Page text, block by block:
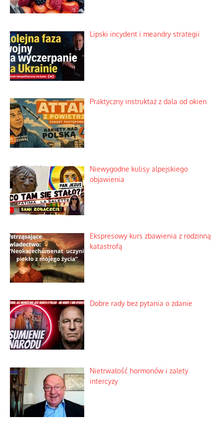
Lipski incydent i meandry strategii
Praktyczny instruktaż z dala od okien
Niewygodne kulisy alpejskiego
objawienia
Ekspresowy kurs zbawienia z rodzinną
katastrofą
Dobre rady bez pytania o zdanie
Nietrwałość hormonów i zalety
intercyzy